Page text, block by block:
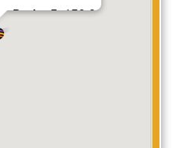
Praha 5, 150 00